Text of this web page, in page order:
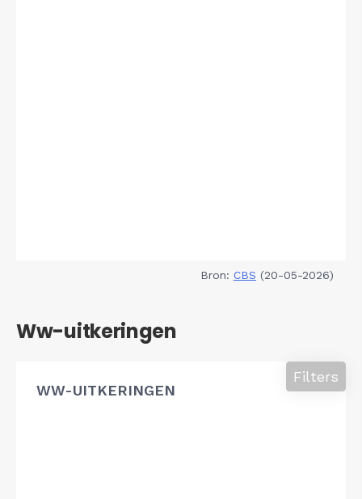
Bron: CBS (20-05-2026)
Ww-uitkeringen
WW-UITKERINGEN
Filters